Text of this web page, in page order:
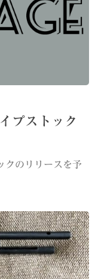
プストック
のリリースを予